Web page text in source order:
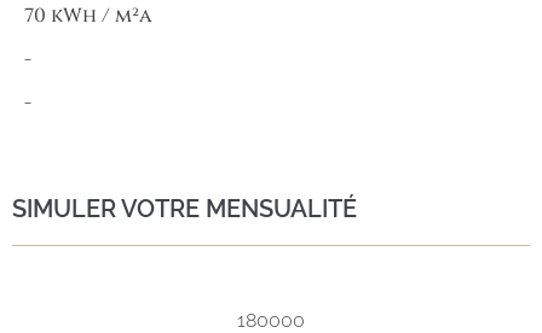
70 kWh / m²a
-
-
SIMULER VOTRE MENSUALITÉ
180000